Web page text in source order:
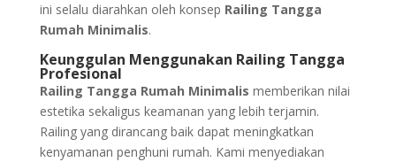
ini selalu diarahkan oleh konsep Railing Tangga
Rumah Minimalis.
Keunggulan Menggunakan Railing Tangga
Profesional
Railing Tangga Rumah Minimalis memberikan nilai
estetika sekaligus keamanan yang lebih terjamin.
Railing yang dirancang baik dapat meningkatkan
kenyamanan penghuni rumah. Kami menyediakan